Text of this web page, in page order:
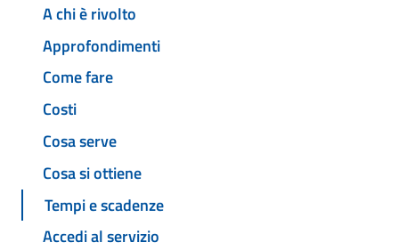
A chi è rivolto
Approfondimenti
Come fare
Costi
Cosa serve
Cosa si ottiene
Tempi e scadenze
Accedi al servizio